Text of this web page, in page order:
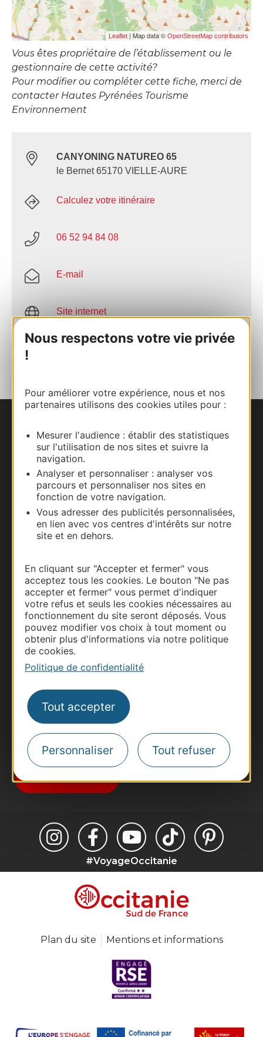
Nous respectons votre vie privée
!
Pour améliorer votre expérience, nous et nos
partenaires utilisons des cookies utiles pour :
Mesurer l'audience : établir des statistiques
sur l'utilisation de nos sites et suivre la
navigation.
Analyser et personnaliser : analyser vos
parcours et personnaliser nos sites en
fonction de votre navigation.
Vous adresser des publicités personnalisées,
en lien avec vos centres d'intérêts sur notre
site et en dehors.
En cliquant sur "Accepter et fermer" vous
acceptez tous les cookies. Le bouton "Ne pas
accepter et fermer" vous permet d'indiquer
votre refus et seuls les cookies nécessaires au
fonctionnement du site seront déposés. Vous
pouvez modifier vos choix à tout moment ou
obtenir plus d'informations via notre politique
de cookies.
Politique de confidentialité
Tout accepter
Personnaliser Tout refuser
Leaflet | Map data © OpenStreetMap contributors
Vous êtes propriétaire de l’établissement ou le
gestionnaire de cette activité?
Pour modifier ou compléter cette fiche, merci de
contacter Hautes Pyrénées Tourisme
Environnement
CANYONING NATUREO 65
le Bernet 65170 VIELLE-AURE
Calculez votre itinéraire
06 52 94 84 08
E-mail
Site internet
AJOUTER
Carte interactive
Documentation
Thermalisme
Business/Mice
Pros d'Occitanie
Voyagistes
Destination Sport
Inscrivez-vous à la lettre d'information
Destination Occitanie pour recevoir des
suggestions de séjours, de visites et de sorties.
Je m'abonne
#VoyageOccitanie
Plan du site Mentions et informations